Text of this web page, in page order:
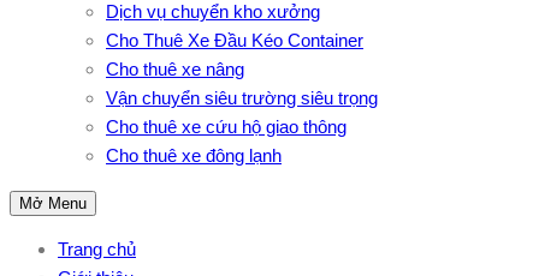
Dịch vụ chuyển kho xưởng
Cho Thuê Xe Đầu Kéo Container
Cho thuê xe nâng
Vận chuyển siêu trường siêu trọng
Cho thuê xe cứu hộ giao thông
Cho thuê xe đông lạnh
Mở Menu
Trang chủ